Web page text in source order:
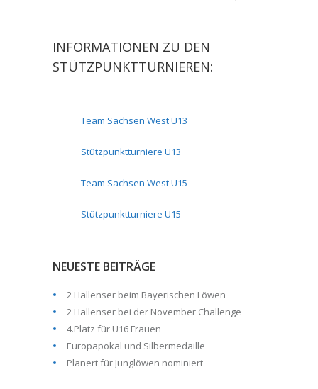
INFORMATIONEN ZU DEN
STÜTZPUNKTTURNIEREN:
Team Sachsen West U13
Stützpunktturniere U13
Team Sachsen West U15
Stützpunktturniere U15
NEUESTE BEITRÄGE
2 Hallenser beim Bayerischen Löwen
2 Hallenser bei der November Challenge
4.Platz für U16 Frauen
Europapokal und Silbermedaille
Planert für Junglöwen nominiert